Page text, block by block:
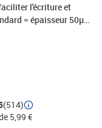
l'écriture et
= épaisseur 50µ-
plastique en
et identifier
! - Ce
CFC (protège la
ne pollue pas les
lors de sa
(514)
5,99 €